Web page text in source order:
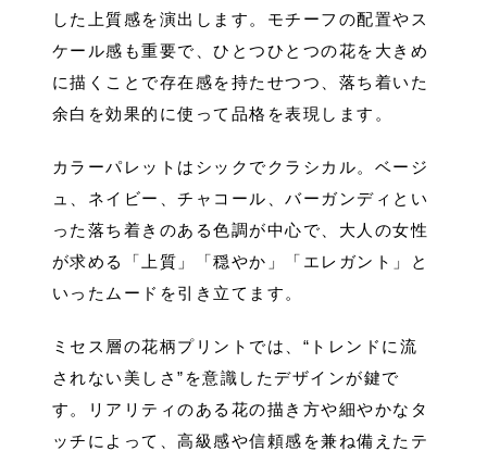
した上質感を演出します。モチーフの配置やス
ケール感も重要で、ひとつひとつの花を大きめ
に描くことで存在感を持たせつつ、落ち着いた
余白を効果的に使って品格を表現します。
カラーパレットはシックでクラシカル。ベージ
ュ、ネイビー、チャコール、バーガンディとい
った落ち着きのある色調が中心で、大人の女性
が求める「上質」「穏やか」「エレガント」と
いったムードを引き立てます。
ミセス層の花柄プリントでは、“トレンドに流
されない美しさ”を意識したデザインが鍵で
す。リアリティのある花の描き方や細やかなタ
ッチによって、高級感や信頼感を兼ね備えたテ